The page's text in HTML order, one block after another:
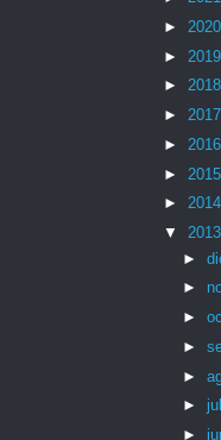
► 2020
► 2019
► 2018
► 2017
► 2016
► 2015
► 2014
▼ 2013
►
►
►
►
►
►
►